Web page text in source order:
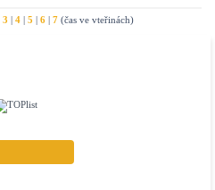
3 | 4 | 5 | 6 | 7 (čas ve vteřinách)